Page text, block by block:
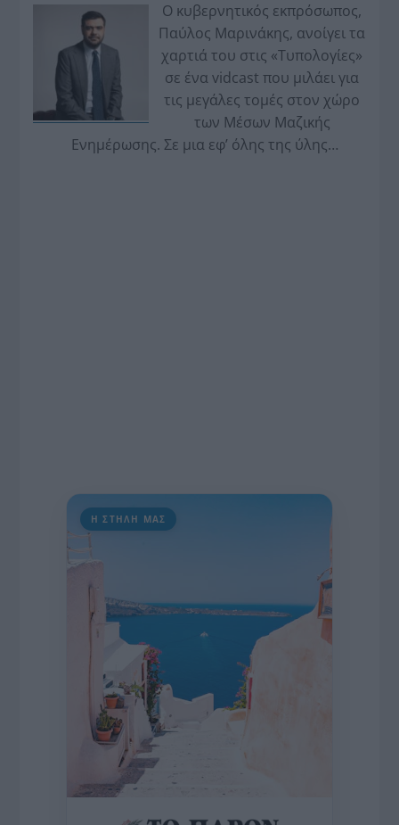
Ο κυβερνητικός εκπρόσωπος,
Παύλος Μαρινάκης, ανοίγει τα
χαρτιά του στις «Τυπολογίες»
σε ένα vidcast που μιλάει για
τις μεγάλες τομές στον χώρο
των Μέσων Μαζικής
Ενημέρωσης. Σε μια εφ’ όλης της ύλης
Η ΣΤΗΛΗ ΜΑΣ